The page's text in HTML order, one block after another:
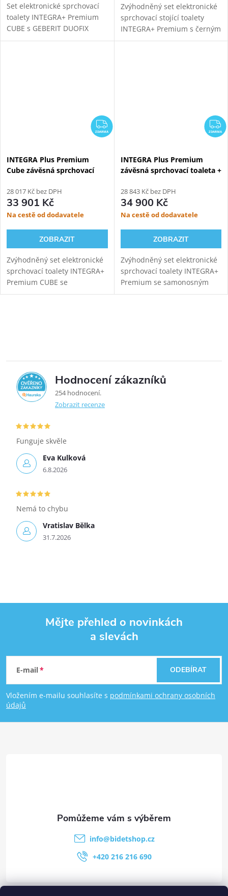
Set elektronické sprchovací
toalety INTEGRA+ Premium
CUBE s GEBERIT DUOFIX
111.300.00.6 modulem pro
Zvýhodněný set elektronické
sprchovací stojící toalety
INTEGRA+ Premium s černým
sanitárním modulem pro
ZDARMA
ZDARMA
INTEGRA Plus Premium
Cube závěsná sprchovací
WG-KBBW
28 017 Kč bez DPH
33 901 Kč
Na cestě od dodavatele
ZOBRAZIT
Zvýhodněný set elektronické
sprchovací toalety INTEGRA+
Premium CUBE se
samonosným černým
ZDARMA
INTEGRA Plus Premium
závěsná sprchovací toaleta +
KBBW
28 843 Kč bez DPH
34 900 Kč
Na cestě od dodavatele
ZOBRAZIT
Zvýhodněný set elektronické
sprchovací toalety INTEGRA+
Premium se samonosným
černým sanitárním modulem
5,0 Hodnocení zákazníků
254 hodnocení
Zobrazit recenze
Eva Kulková
6.8.2026
Funguje skvěle
Vratislav Bělka
31.7.2026
Nemá to chybu
Mějte přehled o novinkách
a slevách
E-mail
Vložením e-mailu souhlasíte s podmínkami ochrany osobních
údajů
ODEBÍRAT
info@bidetshop.cz
+420 216 216 690